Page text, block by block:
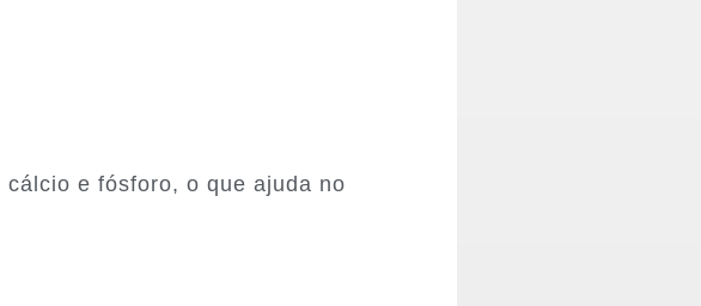
e fósforo, o que ajuda no